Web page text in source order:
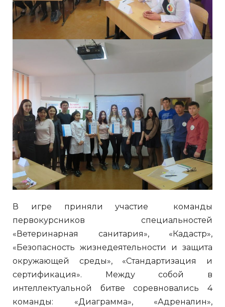
В игре приняли участие команды
первокурсников специальностей
«Ветеринарная санитария», «Кадастр»,
«Безопасность жизнедеятельности и защита
окружающей среды», «Стандартизация и
сертификация». Между собой в
интеллектуальной битве соревновались 4
команды: «Диаграмма», «Адреналин»,